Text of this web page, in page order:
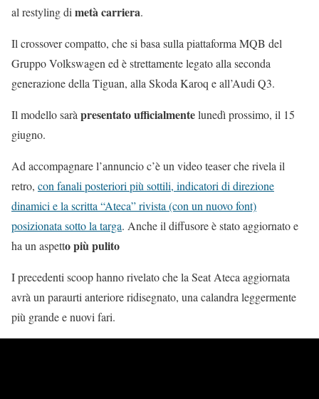
al restyling di metà carriera.
Il crossover compatto, che si basa sulla piattaforma MQB del
Gruppo Volkswagen ed è strettamente legato alla seconda
generazione della Tiguan, alla Skoda Karoq e all’Audi Q3.
Il modello sarà presentato ufficialmentelunedì prossimo, il 15
giugno.
Ad accompagnare l’annuncio c’è un video teaser che rivela il
retro, con fanali posteriori più sottili, indicatori di direzione
dinamici e la scritta “Ateca” rivista (con un nuovo font)
posizionata sotto la targa. Anche il diffusore è stato aggiornato e
ha un aspetto più pulito
I precedenti scoop hanno rivelato che la Seat Ateca aggiornata
avrà un paraurti anteriore ridisegnato, una calandra leggermente
più grande e nuovi fari.